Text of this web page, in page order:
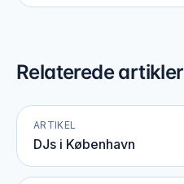
Relaterede artikler
ARTIKEL
DJs i København